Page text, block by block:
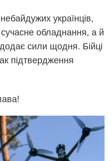
українців,
обладнання, а й
сили щодня. Бійці
підтвердження